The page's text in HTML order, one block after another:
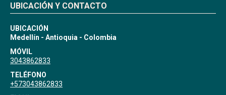
UBICACIÓN Y CONTACTO
UBICACIÓN
Medellín - Antioquia - Colombia
MÓVIL
3043862833
TELÉFONO
+573043862833